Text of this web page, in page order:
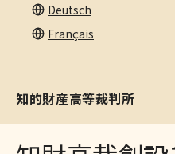
Deutsch
Français
知的財産高等裁判所